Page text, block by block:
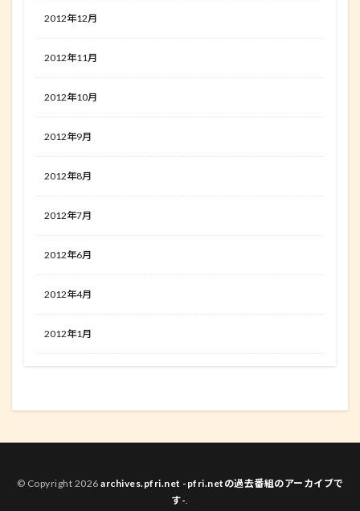
2012年12月
2012年11月
2012年10月
2012年9月
2012年8月
2012年7月
2012年6月
2012年4月
2012年1月
© Copyright 2026 archives.pfri.net -pfri.netの過去番組のアーカイブで
す-.